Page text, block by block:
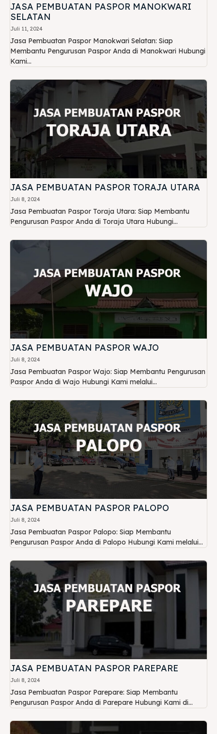
JASA PEMBUATAN PASPOR MANOKWARI
SELATAN
Juli 11, 2024
Jasa Pembuatan Paspor Manokwari Selatan: Siap
Membantu Pengurusan Paspor Anda di Manokwari Hubungi
Kami...
JASA PEMBUATAN PASPOR TORAJA UTARA
Juli 8, 2024
Jasa Pembuatan Paspor Toraja Utara: Siap Membantu
Pengurusan Paspor Anda di Toraja Utara Hubungi...
JASA PEMBUATAN PASPOR WAJO
Juli 8, 2024
Jasa Pembuatan Paspor Wajo: Siap Membantu Pengurusan
Paspor Anda di Wajo Hubungi Kami melalui...
JASA PEMBUATAN PASPOR PALOPO
Juli 8, 2024
Jasa Pembuatan Paspor Palopo: Siap Membantu
Pengurusan Paspor Anda di Palopo Hubungi Kami melalui...
JASA PEMBUATAN PASPOR PAREPARE
Juli 8, 2024
Jasa Pembuatan Paspor Parepare: Siap Membantu
Pengurusan Paspor Anda di Parepare Hubungi Kami di...